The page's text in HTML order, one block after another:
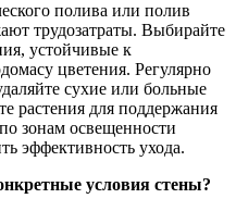
полива или полив
трудозатраты. Выбирайте
устойчивые к
цветения. Регулярно
сухие или больные
растения для поддержания
зонам освещенности
эффективность ухода.
условия стены?